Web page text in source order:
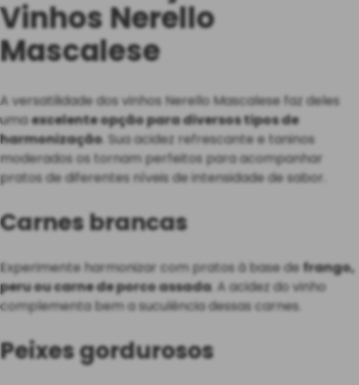
Vinhos Nerello
Mascalese
A versatilidade dos vinhos Nerello Mascalese faz deles
umaexcelente opção para diversos tipos de
harmonização. Sua acidez refrescante e taninos
moderados os tornam perfeitos para acompanhar
pratos de diferentes níveis de intensidade de sabor.
Carnes brancas
Experimente harmonizar com pratos à base defrango,
peru ou carne de porco assada. A acidez do vinho
complementa bem a suculência dessas carnes.
Peixes gordurosos